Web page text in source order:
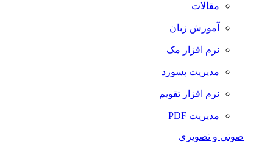
مقالات
آموزش زبان
نرم افزار مک
مدیریت پسورد
نرم افزار تقویم
مدیریت PDF
صوتی و تصویری